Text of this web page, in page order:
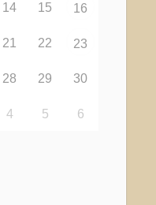
14 15 16
21 22 23
28 29 30
4 5 6